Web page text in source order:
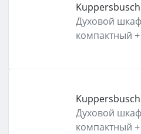
Kuppersbusch
Духовой
компактный
Kuppersbusch
Духовой
компактный